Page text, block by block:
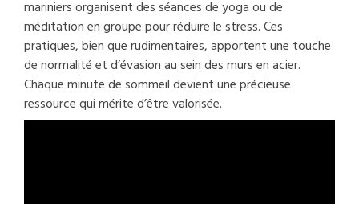
mariniers organisent des séances de yoga ou de
méditation en groupe pour réduire le stress. Ces
pratiques, bien que rudimentaires, apportent une touche
de normalité et d’évasion au sein des murs en acier.
Chaque minute de sommeil devient une précieuse
ressource qui mérite d’être valorisée.